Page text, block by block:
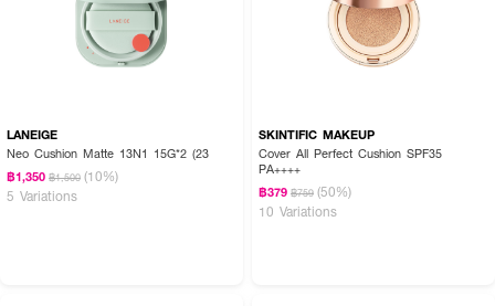
· ที่มอบประกายสีที่แตกต่างจากมุมมองที่ต่างมุม สัญลักษณ์แห่งความงามอันเป็น
· สี No.21N1 Beige
· ปริมาณ 15 g. (ไม่มีรีฟีล)
LANEIGE
Neo Cushion Matte 13N1 15G*2 (23
฿1,350 ฿1,500 (10%)
5 Variations
SKINTIFIC MAKEUP
Cover All Perfect Cushion SPF35
PA++++
฿379 ฿759 (50%)
10 Variations